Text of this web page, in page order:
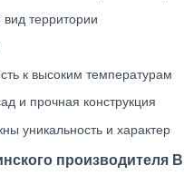
территории
к высоким температурам
и прочная конструкция
уникальность и характер
производителя